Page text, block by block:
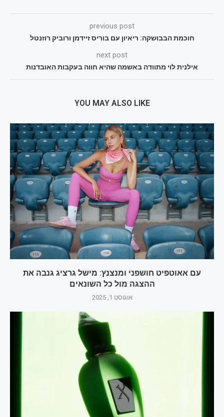
previous post
חוכמת הבבושקה: ריאיון עם בוריס זיידמן ורוביק רוזנטל
next post
אילנית לוי מתוודה באשמה שהיא חווה בעקבות האובדנות
YOU MAY ALSO LIKE
עם אאוטפיט חושפני ומנצנץ: מישל גרציג גנבה את
ההצגה מול כל השונאים
אוגוסט 1, 2025